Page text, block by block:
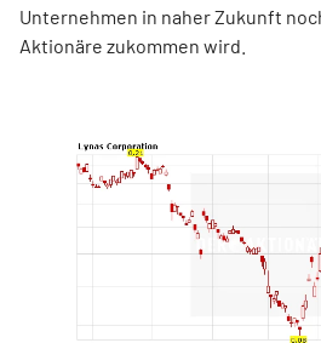
Unternehmen in naher Zukunft
Aktionäre zukommen wird.